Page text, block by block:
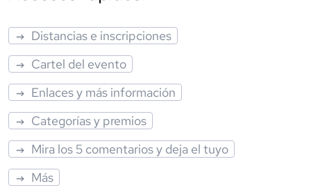
Distancias e inscripciones
Cartel del evento
Enlaces y más información
Categorías y premios
Mira los 5 comentarios y deja el tuyo
Más